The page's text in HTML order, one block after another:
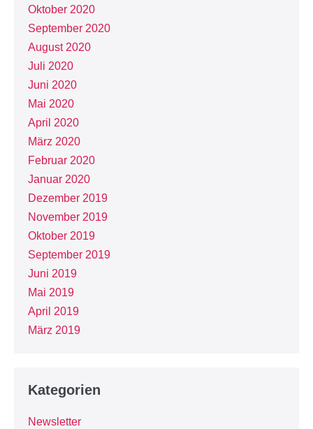
Oktober 2020
September 2020
August 2020
Juli 2020
Juni 2020
Mai 2020
April 2020
März 2020
Februar 2020
Januar 2020
Dezember 2019
November 2019
Oktober 2019
September 2019
Juni 2019
Mai 2019
April 2019
März 2019
Kategorien
Newsletter